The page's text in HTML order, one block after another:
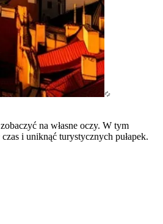
na własne oczy. W tym
i uniknąć turystycznych pułapek.